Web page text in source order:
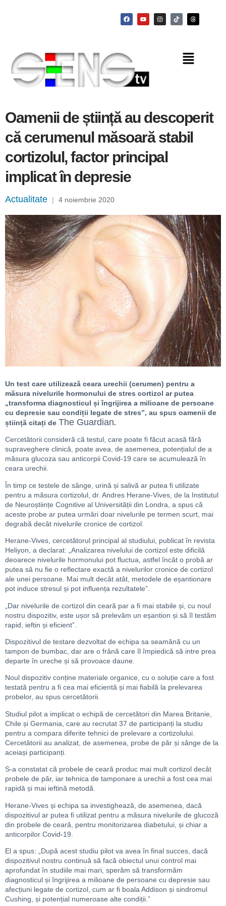
Oamenii de știință au descoperit
că cerumenul măsoară stabil
cortizolul, factor principal
implicat în depresie
Actualitate | 4 noiembrie 2020
Un test care utilizează ceara urechii (cerumen) pentru a
măsura nivelurile hormonului de stres cortizol ar putea
„transforma diagnosticul și îngrijirea a milioane de persoane
cu depresie sau condiții legate de stres”, au spus oamenii de
știință citați de The Guardian.
Cercetătorii consideră că testul, care poate fi făcut acasă fără
supraveghere clinică, poate avea, de asemenea, potențialul de a
măsura glucoza sau anticorpii Covid-19 care se acumulează în
ceara urechii.
În timp ce testele de sânge, urină și salivă ar putea fi utilizate
pentru a măsura cortizolul, dr. Andres Herane-Vives, de la Institutul
de Neuroștiințe Cognitive al Universității din Londra, a spus că
aceste probe ar putea urmări doar nivelurile pe termen scurt, mai
degrabă decât nivelurile cronice de cortizol.
Herane-Vives, cercetătorul principal al studiului, publicat în revista
Heliyon, a declarat: „Analizarea nivelului de cortizol este dificilă
deoarece nivelurile hormonului pot fluctua, astfel încât o probă ar
putea să nu fie o reflectare exactă a nivelurilor cronice de cortizol
ale unei persoane. Mai mult decât atât, metodele de eșantionare
pot induce stresul și pot influența rezultatele”.
„Dar nivelurile de cortizol din ceară par a fi mai stabile și, cu noul
nostru dispozitiv, este ușor să prelevăm un eșantion și să îl testăm
rapid, ieftin și eficient”.
Dispozitivul de testare dezvoltat de echipa sa seamănă cu un
tampon de bumbac, dar are o frână care îl împiedică să intre prea
departe în ureche și să provoace daune.
Noul dispozitiv conține materiale organice, cu o soluție care a fost
testată pentru a fi cea mai eficientă și mai fiabilă la prelevarea
probelor, au spus cercetătorii.
Studiul pilot a implicat o echipă de cercetători din Marea Britanie,
Chile și Germania, care au recrutat 37 de participanți la studiu
pentru a compara diferite tehnici de prelevare a cortizolului.
Cercetătorii au analizat, de asemenea, probe de păr și sânge de la
aceiași participanți.
S-a constatat că probele de ceară produc mai mult cortizol decât
probele de păr, iar tehnica de tamponare a urechii a fost cea mai
rapidă și mai ieftină metodă.
Herane-Vives și echipa sa investighează, de asemenea, dacă
dispozitivul ar putea fi utilizat pentru a măsura nivelurile de glucoză
din probele de ceară, pentru monitorizarea diabetului, și chiar a
anticorpilor Covid-19.
El a spus: „După acest studiu pilot va avea în final succes, dacă
dispozitivul nostru continuă să facă obiectul unui control mai
aprofundat în studiile mai mari, sperăm să transformăm
diagnosticul și îngrijirea a milioane de persoane cu depresie sau
afecțiuni legate de cortizol, cum ar fi boala Addison și sindromul
Cushing, și potențial numeroase alte condiții.”